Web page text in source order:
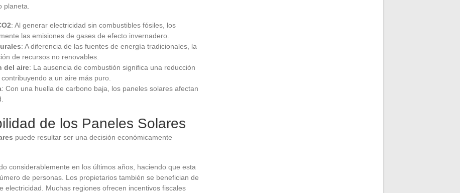
planeta.
: Al generar electricidad sin combustibles fósiles, los
las emisiones de gases de efecto invernadero.
: A diferencia de las fuentes de energía tradicionales, la
de recursos no renovables.
del aire: La ausencia de combustión significa una reducción
a un aire más puro.
: Con una huella de carbono baja, los paneles solares afectan
de los Paneles Solares
puede resultar ser una decisión económicamente
considerablemente en los últimos años, haciendo que esta
de personas. Los propietarios también se benefician de
electricidad. Muchas regiones ofrecen incentivos fiscales